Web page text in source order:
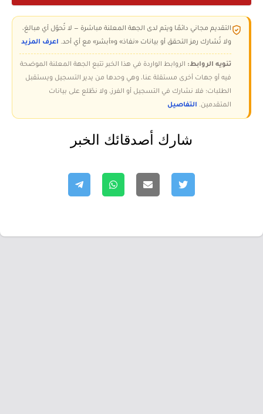
التقديم مجاني دائمًا ويتم لدى الجهة المعلنة مباشرة — لا تُحوّل أي مبالغ،
ولا تُشارك رمز التحقق أو بيانات «نفاذ» و«أبشر» مع أي أحد. اعرف المزيد
تنويه الروابط: الروابط الواردة في هذا الخبر تتبع الجهة المعلنة الموضحة
فيه أو جهات أخرى مستقلة عنا، وهي وحدها من يدير التسجيل ويستقبل
الطلبات؛ فلا نشارك في التسجيل أو الفرز، ولا نطّلع على بيانات
المتقدمين. التفاصيل
شارك أصدقائك الخبر